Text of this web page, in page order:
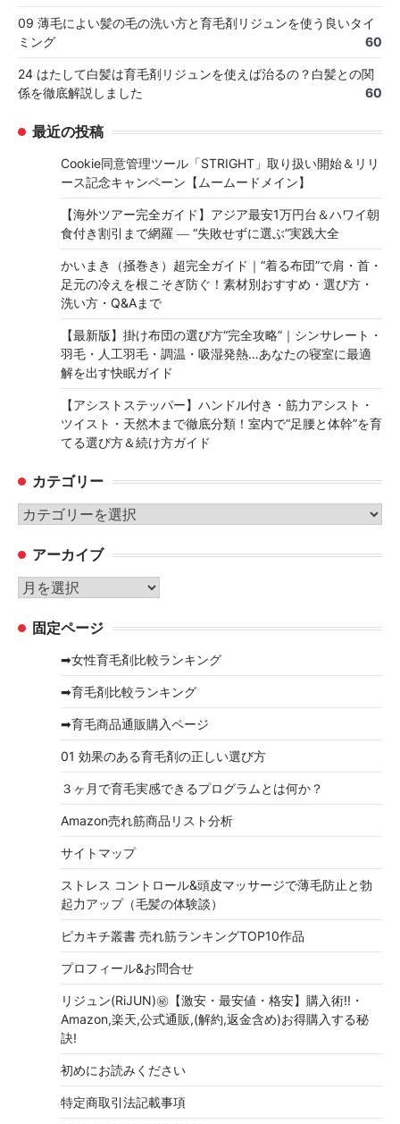
09 薄毛によい髪の毛の洗い方と育毛剤リジュンを使う良いタイ
ミング
60
24 はたして白髪は育毛剤リジュンを使えば治るの？白髪との関
係を徹底解説しました
60
最近の投稿
Cookie同意管理ツール「STRIGHT」取り扱い開始＆リリ
ース記念キャンペーン【ムームードメイン】
【海外ツアー完全ガイド】アジア最安1万円台＆ハワイ朝
食付き割引まで網羅 ― “失敗せずに選ぶ”実践大全
かいまき（掻巻き）超完全ガイド｜“着る布団”で肩・首・
足元の冷えを根こそぎ防ぐ！素材別おすすめ・選び方・
洗い方・Q&Aまで
【最新版】掛け布団の選び方“完全攻略”｜シンサレート・
羽毛・人工羽毛・調温・吸湿発熱…あなたの寝室に最適
解を出す快眠ガイド
【アシストステッパー】ハンドル付き・筋力アシスト・
ツイスト・天然木まで徹底分類！室内で“足腰と体幹”を育
てる選び方＆続け方ガイド
カテゴリー
カ
ゴ
リ
ー
アーカイブ
ア
カ 固定ページ
➡女性育毛剤比較ランキング
➡育毛剤比較ランキング
➡育毛商品通販購入ページ
01 効果のある育毛剤の正しい選び方
３ヶ月で育毛実感できるプログラムとは何か？
Amazon売れ筋商品リスト分析
サイトマップ
ストレス コントロール&頭皮マッサージで薄毛防止と勃
起力アップ（毛髪の体験談）
ピカキチ叢書 売れ筋ランキングTOP10作品
プロフィール&お問合せ
リジュン(RiJUN)㊙【激安・最安値・格安】購入術!!・
Amazon,楽天,公式通販,(解約,返金含め)お得購入する秘
訣!
初めにお読みください
特定商取引法記載事項